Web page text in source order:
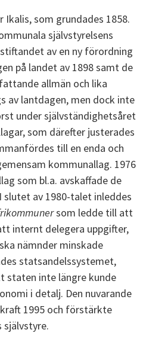
som grundades 1858.
självstyrelsens
av en ny förordning
på landet av 1898 samt de
allmän och lika
av lantdagen, men dock inte
under självständighetsåret
som därefter justerades
till en enda och
kommunallag. 1976
som bl.a. avskaffade de
av 1980-talet inleddes
som ledde till att
internt delegera uppgifter,
nämnder minskade
statsandelssystemet,
staten inte längre kunde
i detalj. Den nuvarande
1995 och förstärkte